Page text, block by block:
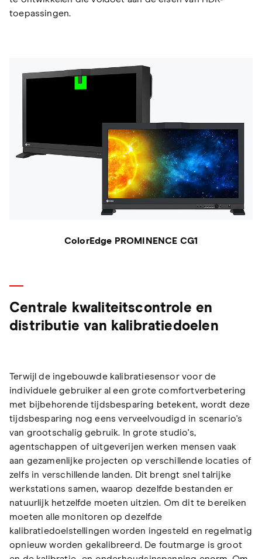
toepassingen.
ColorEdge PROMINENCE CG1
Centrale kwaliteitscontrole en
distributie van kalibratiedoelen
Terwijl de ingebouwde kalibratiesensor voor de
individuele gebruiker al een grote comfortverbetering
met bijbehorende tijdsbesparing betekent, wordt deze
tijdsbesparing nog eens verveelvoudigd in scenario's
van grootschalig gebruik. In grote studio's,
agentschappen of uitgeverijen werken mensen vaak
aan gezamenlijke projecten op verschillende locaties of
zelfs in verschillende landen. Dit brengt snel talrijke
werkstations samen, waarop dezelfde bestanden er
natuurlijk hetzelfde moeten uitzien. Om dit te bereiken
moeten alle monitoren op dezelfde
kalibratiedoelstellingen worden ingesteld en regelmatig
opnieuw worden gekalibreerd. De foutmarge is groot